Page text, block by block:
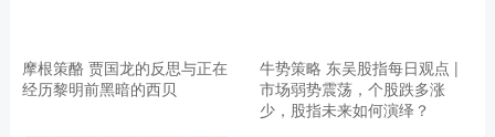
摩根策酪 贾国龙的反思与正在
经历黎明前黑暗的西贝
牛势策略 东吴股指每日观点 |
市场弱势震荡，个股跌多涨
少，股指未来如何演绎？